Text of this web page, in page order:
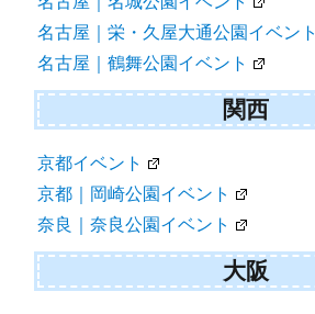
名古屋｜栄・久屋大通公園イベント
名古屋｜鶴舞公園イベント
関西
京都イベント
京都｜岡崎公園イベント
奈良｜奈良公園イベント
大阪